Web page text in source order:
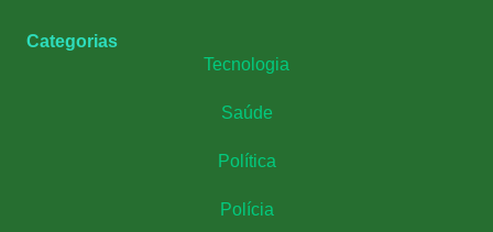
Categorias
Tecnologia
Saúde
Política
Polícia